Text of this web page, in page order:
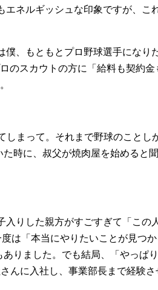
ネルギッシュな印象ですが、こ
僕、もともとプロ野球選手になり
のスカウトの方に「給料も契約金
まって。それまで野球のことし
時に、叔父が焼肉屋を始めると
りした親方がすごすぎて「この
は「本当にやりたいことが見つ
りました。でも結局、「やっぱ
んに入社し、事業部長まで経験